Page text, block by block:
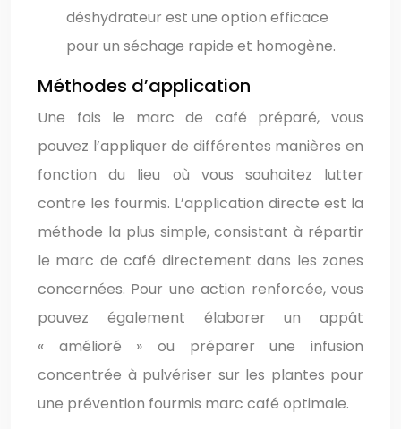
déshydrateur est une option efficace
pour un séchage rapide et homogène.
Méthodes d’application
Une fois le marc de café préparé, vous
pouvez l’appliquer de différentes manières en
fonction du lieu où vous souhaitez lutter
contre les fourmis. L’application directe est la
méthode la plus simple, consistant à répartir
le marc de café directement dans les zones
concernées. Pour une action renforcée, vous
pouvez également élaborer un appât
« amélioré » ou préparer une infusion
concentrée à pulvériser sur les plantes pour
une prévention fourmis marc café optimale.